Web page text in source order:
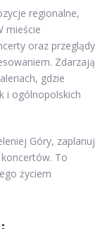
regionalne,
mieście
oraz przeglądy
Zdarzają
gdzie
i ogólnopolskich
Góry, zaplanuj
To
życiem